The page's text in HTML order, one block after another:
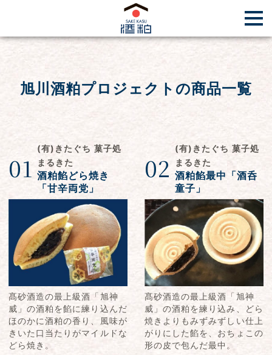
旭川酒粕プロジェクトの商品一覧
01
(有)きたぐち 菓子処
まるきた
酒粕餡どら焼き
「甘辛両党」
髙砂酒造の最上級酒「旭神
威」の酒粕を餡に練り込んだ
ほのかに酒粕の香り、風味が
きいた口当たりがマイルドな
どら焼き。
02
(有)きたぐち 菓子処
まるきた
酒粕餡最中「酒呑
童子」
髙砂酒造の最上級酒「旭神
威」の酒粕を練り込み、どら
焼きよりもみずみずしい仕上
がりにした餡を、おちょこの
形の皮で包んだ最中。